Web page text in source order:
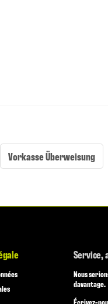
Vorkasse Überweisung
Service,
Nous
davantage.
Écrivez-